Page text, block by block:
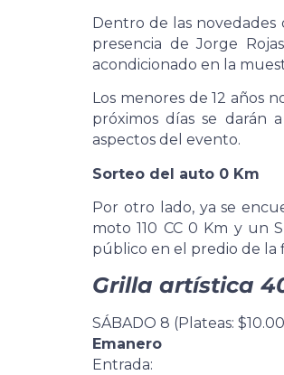
Dentro de las novedades
presencia de Jorge
acondicionado en la
Los menores de 12 años
próximos días se darán
aspectos del evento.
Sorteo del auto 0 Km
Por otro lado, ya se
moto 110 CC 0 Km y un
público en el predio de la
Grilla artística
SÁBADO 8 (Plateas:
Emanero
Entrada: